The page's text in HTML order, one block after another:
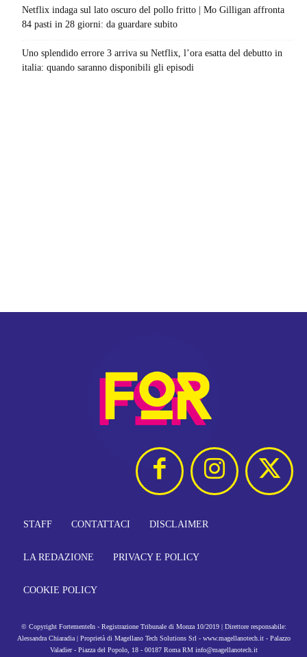
Netflix indaga sul lato oscuro del pollo fritto | Mo Gilligan affronta
84 pasti in 28 giorni: da guardare subito
Uno splendido errore 3 arriva su Netflix, l’ora esatta del debutto in
italia: quando saranno disponibili gli episodi
STAFF CONTATTACI DISCLAIMER
LA REDAZIONE PRIVACY E POLICY
COOKIE POLICY
© Copyright FortementeIn - Registrazione Tribunale di Monza 10/2019 | Direttore responsabile:
Alessandra Chiaradia | Proprietà di Magellano Tech Solutions Srl - www.magellanotech.it - Palazzo
Valadier - Piazza del Popolo, 18 - 00187 Roma RM info@magellanotech.it